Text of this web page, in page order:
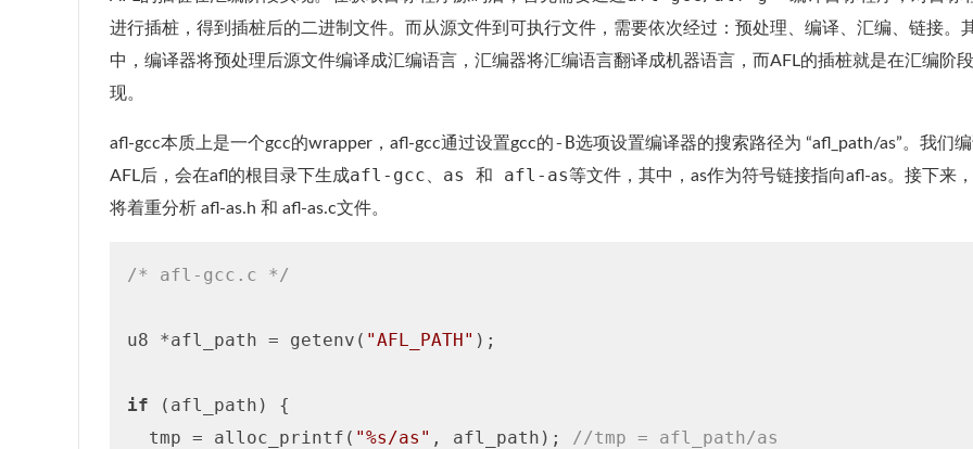
进行插桩，得到插桩后的二进制文件。而从源文件到可执行文件，需要依次经过：预处理、编译、汇编、链接。
中，编译器将预处理后源文件编译成汇编语言，汇编器将汇编语言翻译成机器语言，而AFL的插桩就是在汇编阶
现。
afl-gcc本质上是一个gcc的wrapper，afl-gcc通过设置gcc的-B选项设置编译器的搜索路径为 “afl_path/as”。我们
AFL后，会在afl的根目录下生成afl-gcc、as 和 afl-as等文件，其中，as作为符号链接指向afl-as。接下来
将着重分析 afl-as.h 和 afl-as.c文件。
/* afl-gcc.c */
u8 *afl_path = getenv( "AFL_PATH" );
if (afl_path) {
  tmp = alloc_printf(
"%s/as" , afl_path); //tmp = afl_path/as